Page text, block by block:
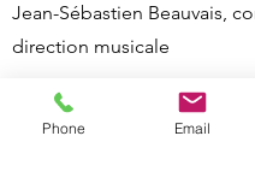
Jean-Sébastien Beauvais,
direction musicale
Sanctuaire Notre Dame de
Rte de Laghet, 06340 La
Phone Email